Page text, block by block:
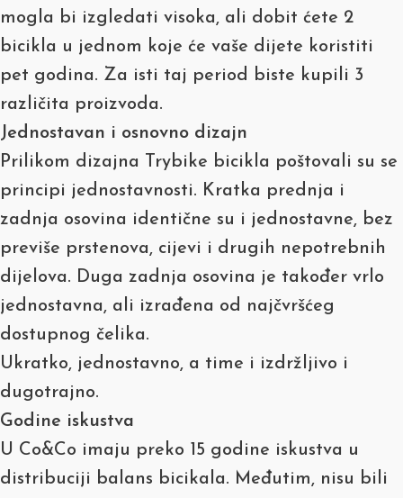
mogla bi izgledati visoka, ali dobit ćete 2
bicikla u jednom koje će vaše dijete koristiti
pet godina. Za isti taj period biste kupili 3
različita proizvoda.
Jednostavan i osnovno dizajn
Prilikom dizajna Trybike bicikla poštovali su se
principi jednostavnosti. Kratka prednja i
zadnja osovina identične su i jednostavne, bez
previše prstenova, cijevi i drugih nepotrebnih
dijelova. Duga zadnja osovina je također vrlo
jednostavna, ali izrađena od najčvršćeg
dostupnog čelika.
Ukratko, jednostavno, a time i izdržljivo i
dugotrajno.
Godine iskustva
U Co&Co imaju preko 15 godine iskustva u
distribuciji balans bicikala. Međutim, nisu bili